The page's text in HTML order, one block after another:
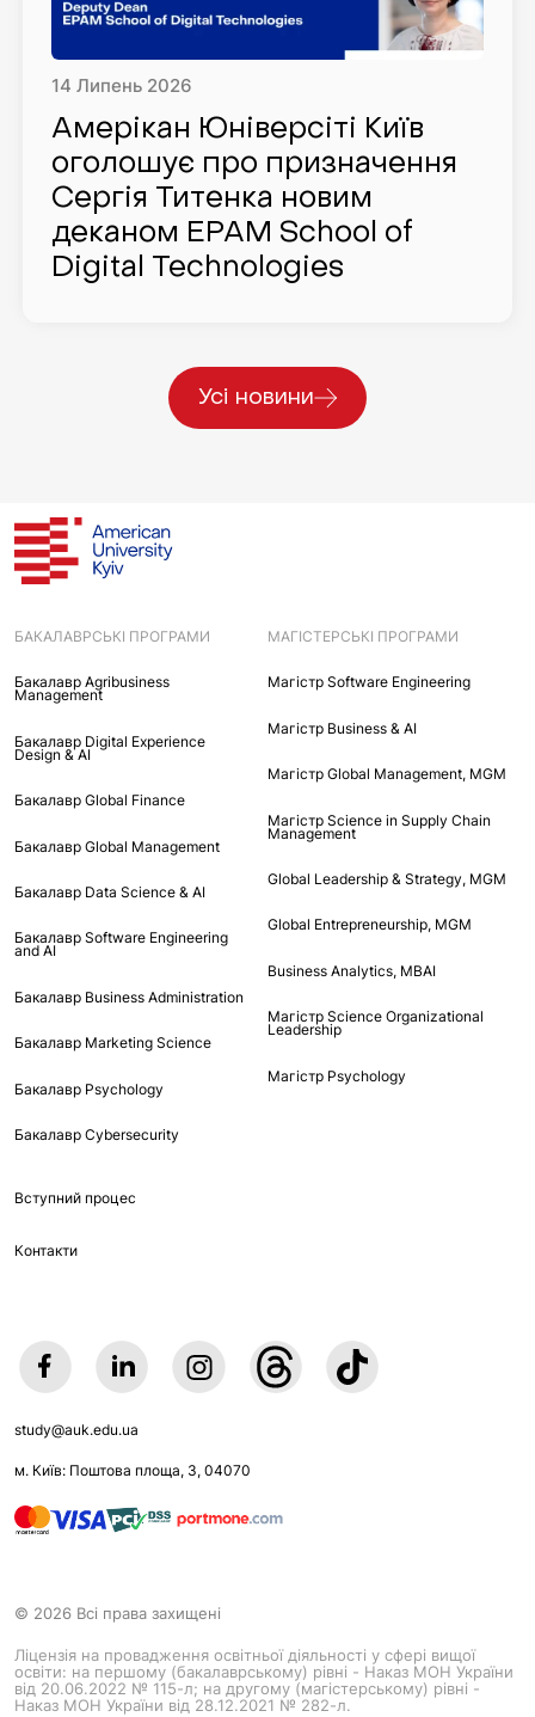
14Липень 2026
Амерікан Юніверсіті Київ
оголошує про призначення
Сергія Титенка новим
деканом EPAM School of
Digital Technologies
Усі новини
БАКАЛАВРСЬКІ ПРОГРАМИ
Бакалавр Agribusiness
Management
Бакалавр Digital Experience
Design & AI
Бакалавр Global Finance
Бакалавр Global Management
Бакалавр Data Science & AI
Бакалавр Software Engineering
and AI
Бакалавр Business Administration
Бакалавр Marketing Science
Бакалавр Psychology
Бакалавр Cybersecurity
МАГІСТЕРСЬКІ ПРОГРАМИ
Maгістр Software Engineering
Maгістр Business & AI
Mагістр Global Management, MGM
Магістр Science in Supply Chain
Management
Global Leadership & Strategy, MGM
Global Entrepreneurship, MGM
Business Analytics, MBAI
Магістр Science Organizational
Leadership
Магістр Psychology
Вступний процес
Контакти
study@auk.edu.ua
м. Київ: Поштова площа, 3, 04070
© 2026 Всі права захищені
Ліцензія на провадження освітньої діяльності у сфері вищої
освіти: на першому (бакалаврському) рівні - Наказ МОН України
від 20.06.2022 № 115-л; на другому (магістерському) рівні -
Наказ МОН України від 28.12.2021 № 282-л.